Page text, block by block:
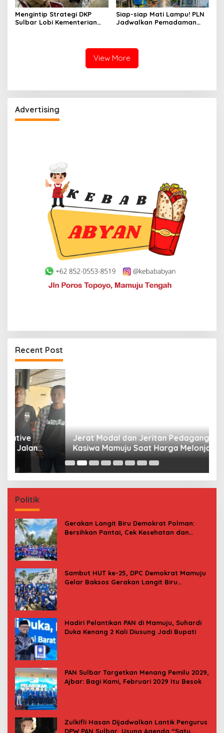
Mengintip Strategi DKP
Sulbar Lobi Kementerian
Siap-siap Mati Lampu! PLN
Jadwalkan Pemadaman
View More
Advertising
Recent Post
Jerat Modal dan Jeritan Pedagang Ikan TPI
Kasiwa Mamuju Saat Harga Melonjak
Politik
Gerakan Langit Biru Demokrat Polman:
Bersihkan Pantai, Cek Kesehatan dan
Sambut HUT ke-25, DPC Demokrat Mamuju
Gelar Baksos Gerakan Langit Biru
Hadiri Pelantikan PAN di Mamuju, Suhardi
Duka Kenang 2 Kali Diusung Jadi Bupati
PAN Sulbar Targetkan Menang Pemilu 2029,
Ajbar: Bagi Kami, Februari 2029 Itu Besok
Zulkifli Hasan Dijadwalkan Lantik Pengurus
DPW PAN Sulbar, Usung Agenda “Satu